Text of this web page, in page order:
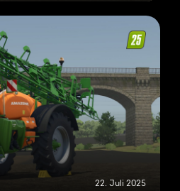
22. Juli 2025